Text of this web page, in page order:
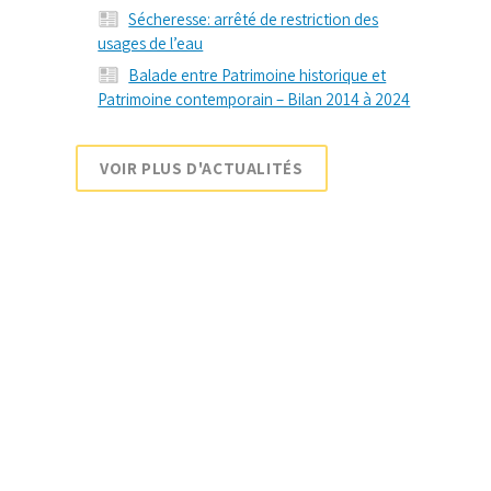
Sécheresse: arrêté de restriction des
usages de l’eau
Balade entre Patrimoine historique et
Patrimoine contemporain – Bilan 2014 à 2024
VOIR PLUS D'ACTUALITÉS